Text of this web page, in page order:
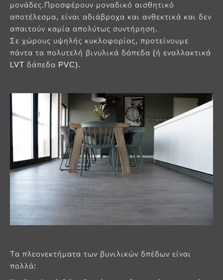
μονάδες.Προσφέρουν μοναδικό αισθητικό
αποτέλεσμα, είναι αδιάβροχα και ανθεκτικά και δεν
απαιτούν καμία απολύτως συντήρηση.
Σε χώρους υψηλής κυκλοφορίας, προτείνουμε
πάντα τα πολυτελή βινυλικά δάπεδα (ή εναλλακτικά
LVT δάπεδα PVC).
Τα πλεονεκτήματα των βυνιλικών δπέδων είναι
πολλά: